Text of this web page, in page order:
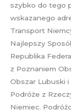
szybko do tego
wskazanego
Transport
Najlepszy
Republika
z Poznaniem
Obszar Lubuski
Podróże z
Niemiec.